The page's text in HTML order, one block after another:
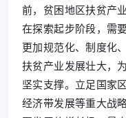
前，贫困地区扶贫产
在探索起步阶段，需
更加规范化、制度化
扶贫产业发展壮大，
坚实支撑。立足国家
经济带发展等重大战